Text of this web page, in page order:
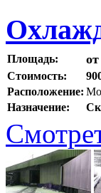
Площадь:
Стоимость:
Расположение:
Назначение: